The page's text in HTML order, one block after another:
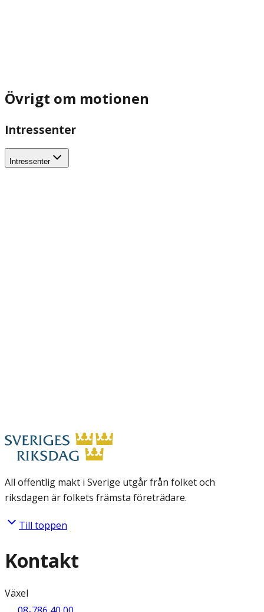
Övrigt om motionen
Intressenter
Intressenter
All offentlig makt i Sverige utgår från folket och
riksdagen är folkets främsta företrädare.
Till toppen
Kontakt
Växel